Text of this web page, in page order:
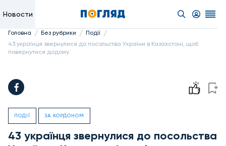
Новости
Головна / Без рубрики / Події /
43 українця звернулися до посольства України в Казахстані, щоб
повернутися додому
ПОДІЇ ЗА КОРДОНОМ
43 українця звернулися до посольства